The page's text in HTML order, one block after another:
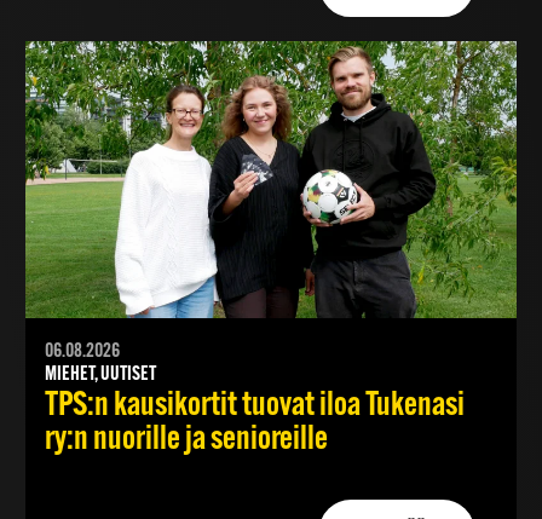
06.08.2026
MIEHET, UUTISET
TPS:n kausikortit tuovat iloa Tukenasi
ry:n nuorille ja senioreille